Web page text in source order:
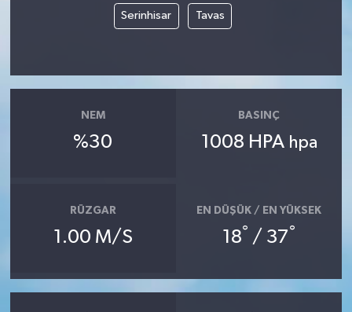
Serinhisar Tavas
NEM
%30
BASINÇ
1008 HPA hpa
RÜZGAR
1.00 M/S
EN DÜŞÜK / EN YÜKSEK
18° / 37°